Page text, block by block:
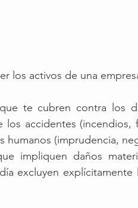
los activos de una
que te cubren contra los
los accidentes (incendios,
(imprudencia,
impliquen daños
excluyen explícitamente